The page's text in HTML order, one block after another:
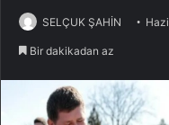
SELÇUK ŞAHİN
Bir dakikadan az